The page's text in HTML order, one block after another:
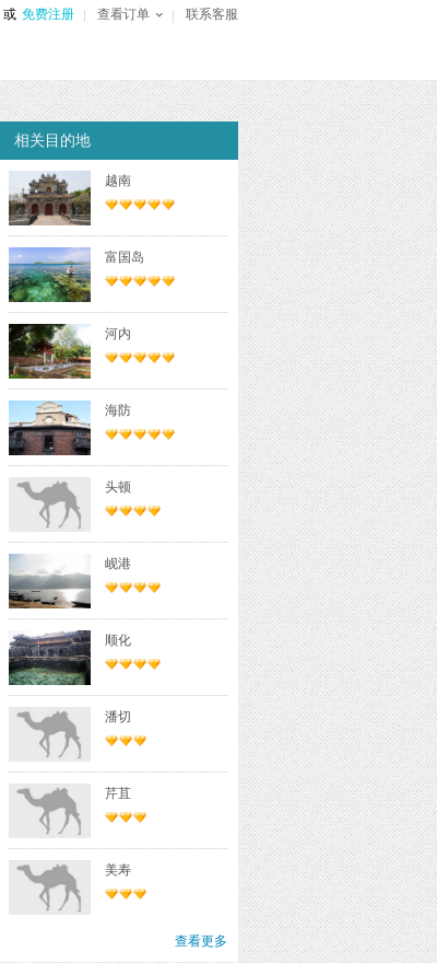
或 免费注册 查看订单 联系客服
相关目的地
越南
富国岛
河内
海防
头顿
岘港
顺化
潘切
芹苴
美寿
查看更多